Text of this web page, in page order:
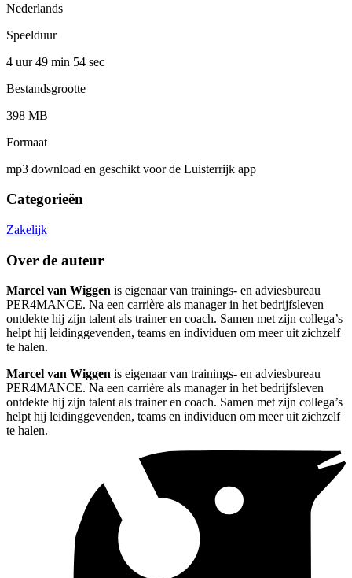
Nederlands
Speelduur
4 uur 49 min 54 sec
Bestandsgrootte
398 MB
Formaat
mp3 download en geschikt voor de Luisterrijk app
Categorieën
Zakelijk
Over de auteur
Marcel van Wiggen is eigenaar van trainings- en adviesbureau
PER4MANCE. Na een carrière als manager in het bedrijfsleven
ontdekte hij zijn talent als trainer en coach. Samen met zijn collega’s
helpt hij leidinggevenden, teams en individuen om meer uit zichzelf
te halen.
Marcel van Wiggen is eigenaar van trainings- en adviesbureau
PER4MANCE. Na een carrière als manager in het bedrijfsleven
ontdekte hij zijn talent als trainer en coach. Samen met zijn collega’s
helpt hij leidinggevenden, teams en individuen om meer uit zichzelf
te halen.